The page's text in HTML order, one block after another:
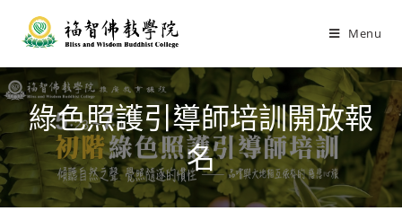
Menu
綠色照護引導師培訓開放報
名